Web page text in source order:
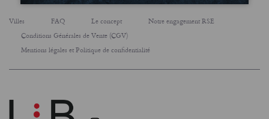
Villes FAQ Le concept
Notre engagement RSE
Conditions Générales de Vente (CGV)
Mentions légales et Politique de confidentialité